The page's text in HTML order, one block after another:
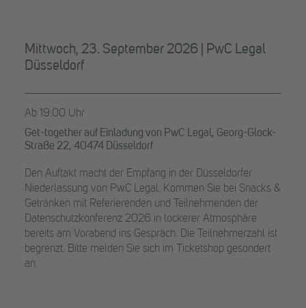
Mittwoch, 23. September 2026 | PwC Legal
Düsseldorf
Ab 19.00 Uhr
Get-together auf Einladung von PwC Legal, Georg-Glock-
Straße 22, 40474 Düsseldorf
Den Auftakt macht der Empfang in der Düsseldorfer
Niederlassung von PwC Legal. Kommen Sie bei Snacks &
Getränken mit Referierenden und Teilnehmenden der
Datenschutzkonferenz 2026 in lockerer Atmosphäre
bereits am Vorabend ins Gespräch. Die Teilnehmerzahl ist
begrenzt. Bitte melden Sie sich im Ticketshop gesondert
an.